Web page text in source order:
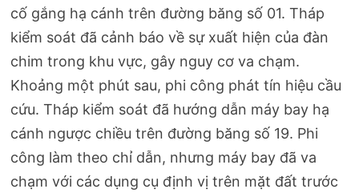
cố gắng hạ cánh trên đường băng số 01. Tháp
kiểm soát đã cảnh báo về sự xuất hiện của đàn
chim trong khu vực, gây nguy cơ va chạm.
Khoảng một phút sau, phi công phát tín hiệu cầu
cứu. Tháp kiểm soát đã hướng dẫn máy bay hạ
cánh ngược chiều trên đường băng số 19. Phi
công làm theo chỉ dẫn, nhưng máy bay đã va
chạm với các dụng cụ định vị trên mặt đất trước